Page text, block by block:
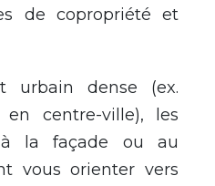
de copropriété et
urbain dense (ex.
centre-ville), les
à la façade ou au
vous orienter vers